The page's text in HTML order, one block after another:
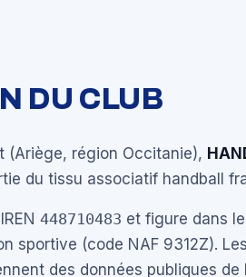
DU CLUB
(Ariège, région Occitanie),
du tissu associatif handball
448710483 et figure dans
sportive (code NAF 9312Z).
des données publiques de